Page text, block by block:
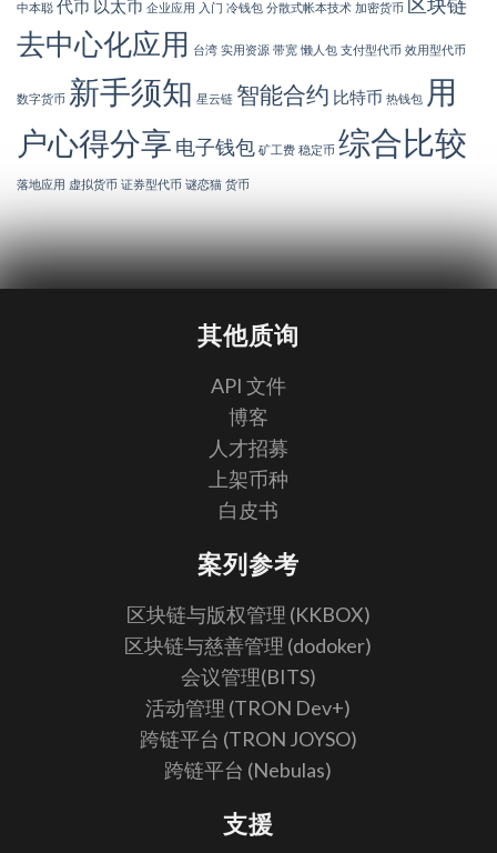
中本聪 代币 以太币 企业应用 入门 冷钱包 分散式帐本技术 加密货币
去中心化应用 台湾 实用资源 带宽 懒人包 支付型代币 效用型代币
数字货币 新手须知 星云链 智能合约 比特币 热钱包 用
户心得分享 电子钱包 矿工费 稳定币 综合比较
落地应用 虚拟货币 证券型代币 谜恋猫 货币
其他质询
API 文件
博客
人才招募
上架币种
白皮书
案列参考
区块链与版权管理 (KKBOX)
区块链与慈善管理 (dodoker)
会议管理(BITS)
活动管理 (TRON Dev+)
跨链平台 (TRON JOYSO)
跨链平台 (Nebulas)
支援